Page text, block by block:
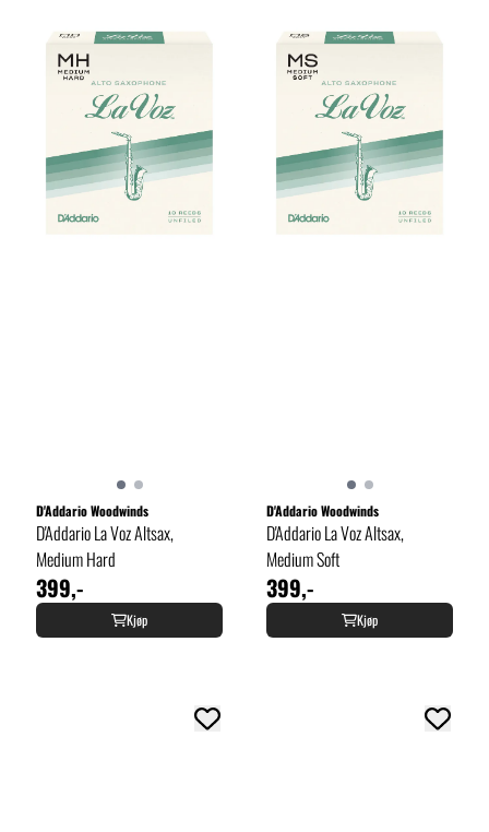
D'Addario Woodwinds
D'Addario La Voz Altsax,
Medium Hard
399,-
Kjøp
D'Addario Woodwinds
D'Addario La Voz Altsax,
Medium Soft
399,-
Kjøp